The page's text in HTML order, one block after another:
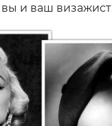
вы и ваш